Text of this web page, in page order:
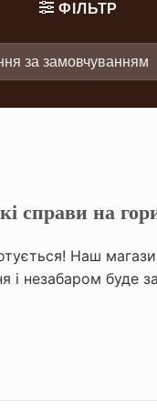
ФІЛЬТР
справи на
Наш
і незабаром буде